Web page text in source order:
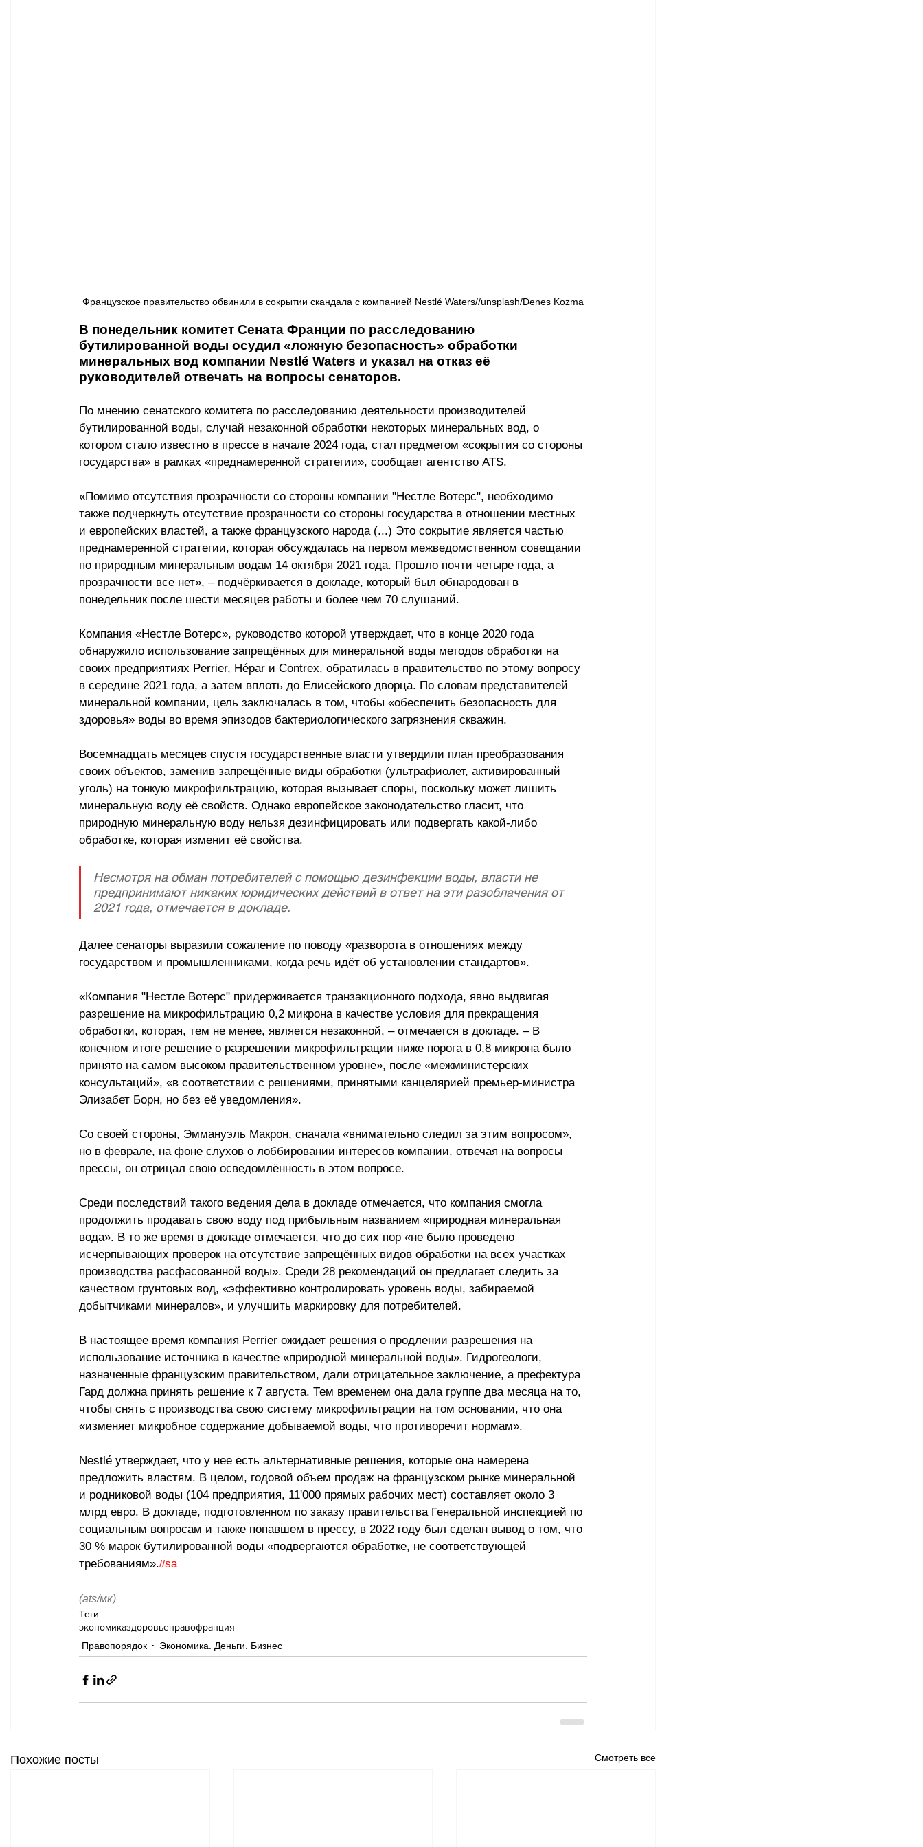
Французское правительство обвинили в сокрытии скандала с компанией Nestlé Waters//unsplash/Denes Kozma
В понедельник комитет Сената Франции по расследованию
бутилированной воды осудил «ложную безопасность» обработки
минеральных вод компании Nestlé Waters и указал на отказ её
руководителей отвечать на вопросы сенаторов.
По мнению сенатского комитета по расследованию деятельности производителей
бутилированной воды, случай незаконной обработки некоторых минеральных вод, о
котором стало известно в прессе в начале 2024 года, стал предметом «сокрытия со стороны
государства» в рамках «преднамеренной стратегии», сообщает агентство ATS.
«Помимо отсутствия прозрачности со стороны компании "Нестле Вотерс", необходимо
также подчеркнуть отсутствие прозрачности со стороны государства в отношении местных
и европейских властей, а также французского народа (...) Это сокрытие является частью
преднамеренной стратегии, которая обсуждалась на первом межведомственном совещании
по природным минеральным водам 14 октября 2021 года. Прошло почти четыре года, а
прозрачности все нет», – подчёркивается в докладе, который был обнародован в
понедельник после шести месяцев работы и более чем 70 слушаний.
Компания «Нестле Вотерс», руководство которой утверждает, что в конце 2020 года
обнаружило использование запрещённых для минеральной воды методов обработки на
своих предприятиях Perrier, Hépar и Contrex, обратилась в правительство по этому вопросу
в середине 2021 года, а затем вплоть до Елисейского дворца. По словам представителей
минеральной компании, цель заключалась в том, чтобы «обеспечить безопасность для
здоровья» воды во время эпизодов бактериологического загрязнения скважин.
Восемнадцать месяцев спустя государственные власти утвердили план преобразования
своих объектов, заменив запрещённые виды обработки (ультрафиолет, активированный
уголь) на тонкую микрофильтрацию, которая вызывает споры, поскольку может лишить
минеральную воду её свойств. Однако европейское законодательство гласит, что
природную минеральную воду нельзя дезинфицировать или подвергать какой-либо
обработке, которая изменит её свойства.
Несмотря на обман потребителей с помощью дезинфекции воды, власти не
предпринимают никаких юридических действий в ответ на эти разоблачения от
2021 года, отмечается в докладе.
Далее сенаторы выразили сожаление по поводу «разворота в отношениях между
государством и промышленниками, когда речь идёт об установлении стандартов».
«Компания "Нестле Вотерс" придерживается транзакционного подхода, явно выдвигая
разрешение на микрофильтрацию 0,2 микрона в качестве условия для прекращения
обработки, которая, тем не менее, является незаконной, – отмечается в докладе. – В
конечном итоге решение о разрешении микрофильтрации ниже порога в 0,8 микрона было
принято на самом высоком правительственном уровне», после «межминистерских
консультаций», «в соответствии с решениями, принятыми канцелярией премьер-министра
Элизабет Борн, но без её уведомления».
Со своей стороны, Эммануэль Макрон, сначала «внимательно следил за этим вопросом»,
но в феврале, на фоне слухов о лоббировании интересов компании, отвечая на вопросы
прессы, он отрицал свою осведомлённость в этом вопросе.
Среди последствий такого ведения дела в докладе отмечается, что компания смогла
продолжить продавать свою воду под прибыльным названием «природная минеральная
вода». В то же время в докладе отмечается, что до сих пор «не было проведено
исчерпывающих проверок на отсутствие запрещённых видов обработки на всех участках
производства расфасованной воды». Среди 28 рекомендаций он предлагает следить за
качеством грунтовых вод, «эффективно контролировать уровень воды, забираемой
добытчиками минералов», и улучшить маркировку для потребителей.
В настоящее время компания Perrier ожидает решения о продлении разрешения на
использование источника в качестве «природной минеральной воды». Гидрогеологи,
назначенные французским правительством, дали отрицательное заключение, а префектура
Гард должна принять решение к 7 августа. Тем временем она дала группе два месяца на то,
чтобы снять с производства свою систему микрофильтрации на том основании, что она
«изменяет микробное содержание добываемой воды, что противоречит нормам».
Nestlé утверждает, что у нее есть альтернативные решения, которые она намерена
предложить властям. В целом, годовой объем продаж на французском рынке минеральной
и родниковой воды (104 предприятия, 11'000 прямых рабочих мест) составляет около 3
млрд евро. В докладе, подготовленном по заказу правительства Генеральной инспекцией по
социальным вопросам и также попавшем в прессу, в 2022 году был сделан вывод о том, что
30 % марок бутилированной воды «подвергаются обработке, не соответствующей
требованиям».//sa
(ats/мк)
Теги:
экономиказдоровьеправофранция
Правопорядок
Экономика. Деньги. Бизнес
Похожие посты Смотреть все